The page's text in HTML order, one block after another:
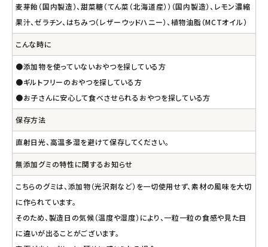
麦芽飴（国内製造）、甜菜糖（てん菜（北海道産））（国内製造）、レモン濃縮
果汁、ゼラチン、はちみつ（レザーウッドハニー）、植物油脂（MCTオイル）
こんな時に
●添加物を使っていないおやつを探している方
●ギルトフリーのおやつを探している方
●お子さんに安心して食べさせられるおやつを探している方
保存方法
直射日光、高温多湿を避けて保存してください。
無添加グミの特性に関するお知らせ
こちらのグミは、添加物（光沢剤など）を一切使用せず、素材の風味を大切
に作られています。
そのため、製造日の気候（温度や湿度）により、一粒一粒の食感や見た目
に違いが出ることがございます。